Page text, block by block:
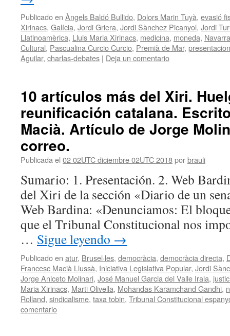
Publicado en Àngels Baldó Bullido, Dolors Marin Tuyà, evasió
Xirinacs, Galícia, Jordi Griera, Jordi Sànchez Picanyol, Jordi
Llatinoamèrica, Lluis Maria Xirinacs, medicina, moneda, Navarra
Cultural, Pascualina Curcio Curcio, Premià de Mar,
Aguilar, charlas-debates | Deja un comentario
10 artículos más del Xiri.
reunificación catalana.
Macià. Artículo de Jorge
correo.
Publicada el 02 02UTC diciembre 02UTC 2018porbrauli
Sumario: 1. Presentación. 2. Web
del Xiri de la sección «Diario de un
Web Bardina: «Denunciamos: El
que el Tribunal Constitucional nos
… Sigue leyendo →
Publicado en atur, Brusel·les, democràcia, democràcia directa,
Francesc Macià Llussà, Iniciativa Legislativa Popular, Jordi
Jorge Aniceto Molinari, José Manuel Garcia del Valle Irala,
Maria Xirinacs, Marti Olivella, Mohandas Karamchand Gandhi,
Rolland, sindicalisme, taxa tobin, Tribunal Constitucional
comentario